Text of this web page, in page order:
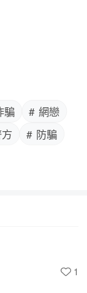
騙
# 網戀
# 防騙
1